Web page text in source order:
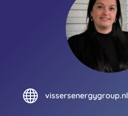
 vissersenergygroup.nl